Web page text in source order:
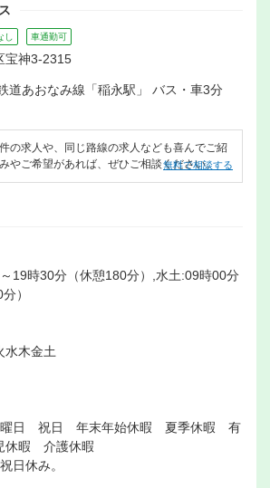
し 車通勤可
宝神3-2315
道あおなみ線「稲永駅」 バス・車3分
の求人や、同じ路線の求人なども喜んでご紹
やご希望があれば、ぜひご相談ください。
無料で相談する
19時30分（休憩180分）,水土:09時00分
）
水木金土
曜日 祝日 年末年始休暇 夏季休暇 有
休暇 介護休暇
日休み。